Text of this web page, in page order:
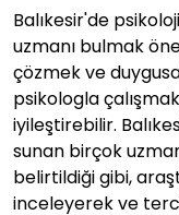
Balıkesir'de
uzmanı bulmak
çözmek ve
psikologla
iyileştirebilir.
sunan birçok
belirtildiği gibi,
inceleyerek ve